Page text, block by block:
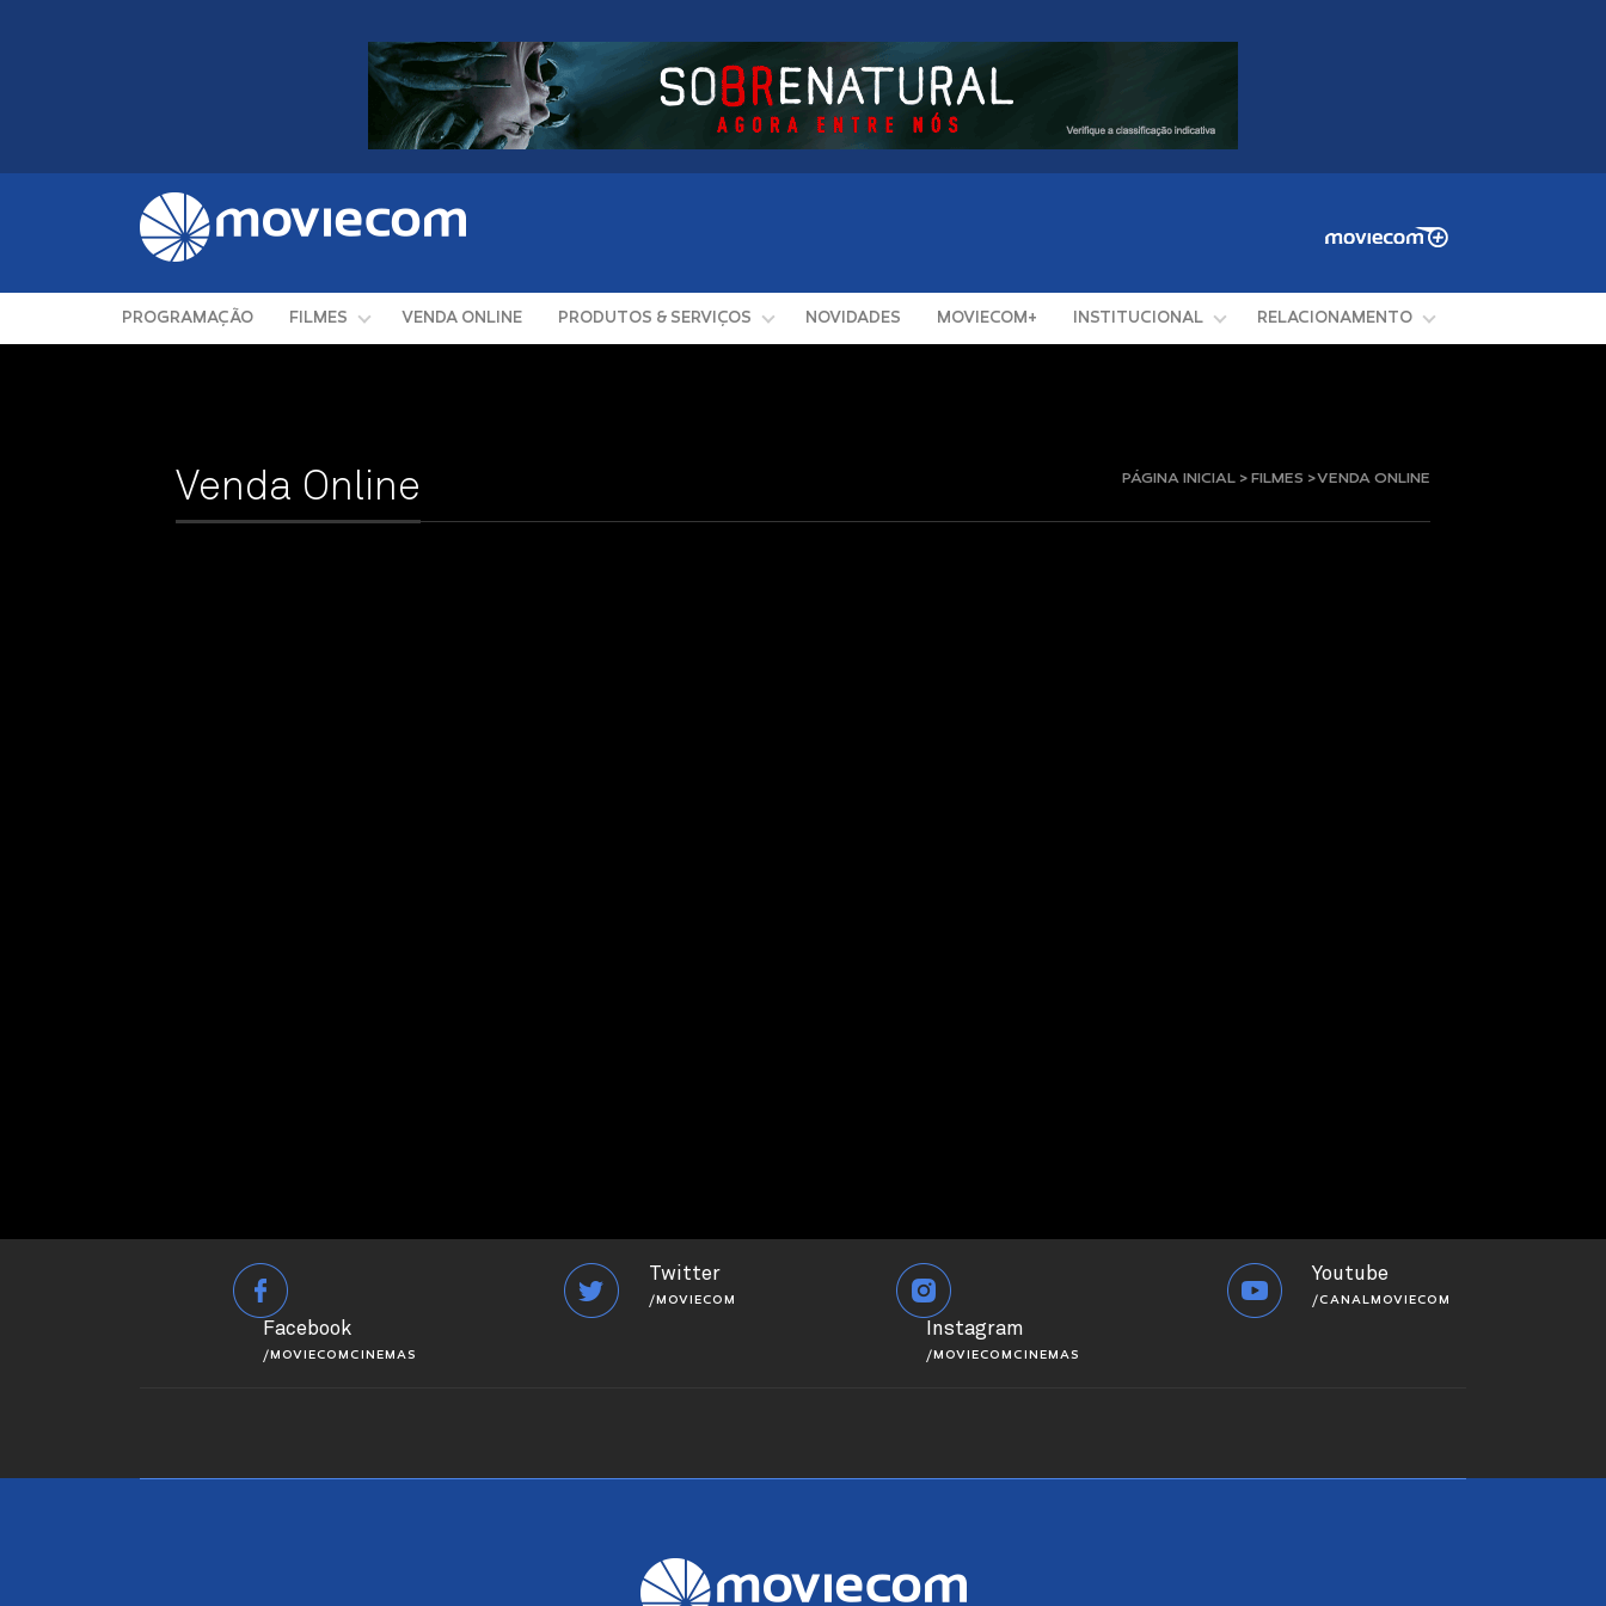
PROGRAMAÇÃO FILMES VENDA ONLINE PRODUTOS & SERVIÇOS NOVIDADES MOVIECOM+ INSTITUCIONAL RELACIONAMENTO
Venda Online PÁGINA INICIAL > FILMES > VENDA ONLINE
Facebook
/MOVIECOMCINEMAS
Twitter
/MOVIECOM
Instagram
/MOVIECOMCINEMAS
Youtube
/CANALMOVIECOM